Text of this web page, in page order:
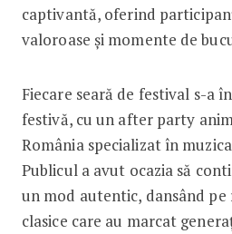
captivantă, oferind
valoroase și momente de
Fiecare seară de festival s-a
festivă, cu un after party
România specializat în muzica
Publicul a avut ocazia să
un mod autentic, dansând
clasice care au marcat